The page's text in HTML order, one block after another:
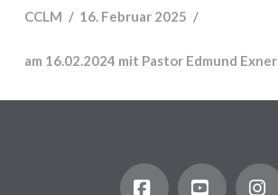
CCLM 16. Februar 2025
am 16.02.2024 mit Pastor Edmund Exner